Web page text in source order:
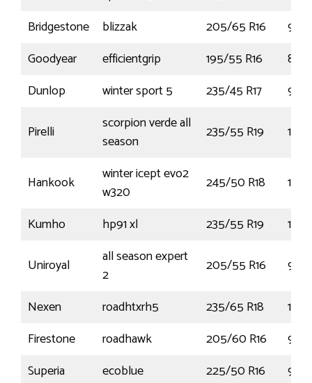
Bridgestone
blizzak 205/65 R16
95H
Goodyear
efficientgrip 195/55 R16
87V
Dunlop
winter sport 5 235/45 R17
97V
Pirelli
scorpion verde all
season
235/55 R19 101H
Hankook
winter icept evo2
w320
245/50 R18
104V
Kumho
hp91 xl 235/55 R19
Uniroyal
all season expert
2
205/55 R16
91H
Nexen
roadhtxrh5 235/65 R18
110H
Firestone
roadhawk 205/60 R16
92H
Superia
ecoblue 225/50 R16
92W